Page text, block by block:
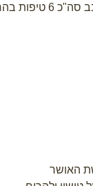
ממליצה לשלב עם 2-3 מהשמנים
האושר